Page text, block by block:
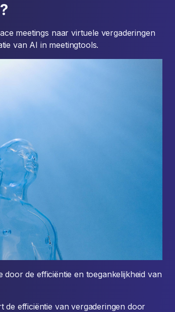
meetings naar virtuele vergaderingen
van AI in meetingtools.
de efficiëntie en toegankelijkheid van
de efficiëntie van vergaderingen door